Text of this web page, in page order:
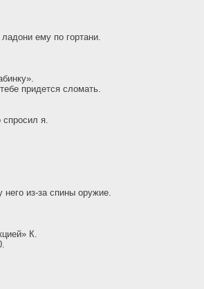
ему по гортани.
придется сломать.
спросил я.
из-за спины оружие.
К.